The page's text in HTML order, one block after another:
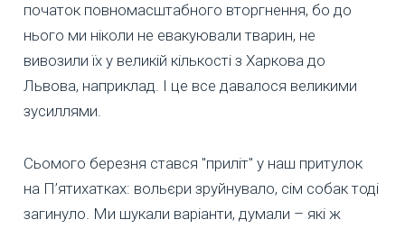
початок повномасштабного вторгнення, бо до
нього ми ніколи не евакуювали тварин, не
вивозили їх у великій кількості з Харкова до
Львова, наприклад. І це все давалося великими
зусиллями.
Сьомого березня стався "приліт" у наш притулок
на П’ятихатках: вольєри зруйнувало, сім собак тоді
загинуло. Ми шукали варіанти, думали – які ж